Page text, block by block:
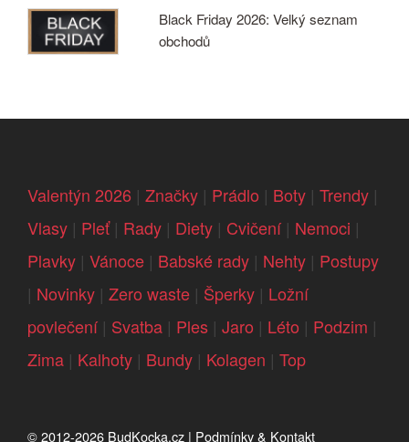
Black Friday 2026: Velký seznam
obchodů
Valentýn 2026 | Značky | Prádlo | Boty | Trendy |
Vlasy | Pleť| Rady | Diety | Cvičení| Nemoci |
Plavky | Vánoce | Babské rady | Nehty | Postupy
| Novinky | Zero waste | Šperky | Ložní
povlečení| Svatba | Ples | Jaro | Léto | Podzim |
Zima | Kalhoty | Bundy | Kolagen | Top
© 2012-2026 BudKocka.cz | Podmínky & Kontakt